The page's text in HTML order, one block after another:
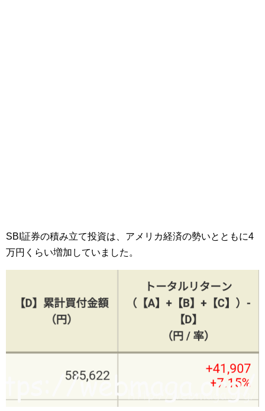
SBI証券の積み立て投資は、アメリカ経済の勢いとともに4
万円くらい増加していました。